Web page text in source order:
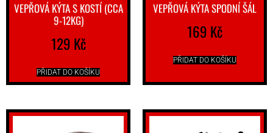
VEPŘOVÁ KÝTA S KOSTÍ (CCA
9-12KG)
129 Kč
PŘIDAT DO KOŠÍKU
VEPŘOVÁ KÝTA SPODNÍ ŠÁL
169 Kč
PŘIDAT DO KOŠÍKU